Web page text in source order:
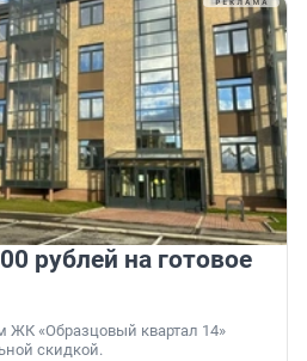
рублей на готовое
ЖК «Образцовый квартал 14»
скидкой.